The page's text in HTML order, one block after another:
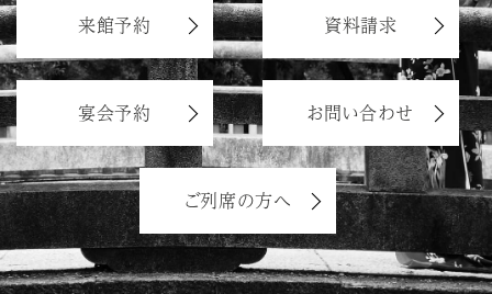
来館予約 資料請求
宴会予約 お問い合わせ
ご列席の方へ